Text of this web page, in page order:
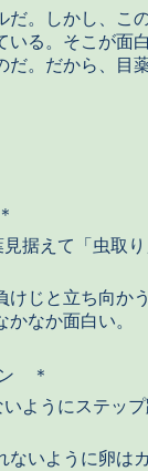
だ。しかし、こ
いる。そこが面
だ。だから、目
見据えて「虫取
けじと立ち向か
なか面白い。
＊
ようにステッ
ないように卵は